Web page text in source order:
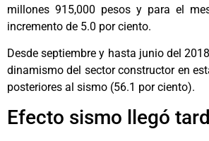
millones 915,000 pesos y para el
incremento de 5.0 por ciento.
Desde septiembre y hasta junio del
dinamismo del sector constructor en
posteriores al sismo (56.1 por ciento).
Efecto sismo llegó